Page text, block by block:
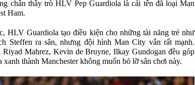
chân thầy trò HLV Pep Guardiola là cái tên đã loại Man
Ham.
HLV Guardiola tạo điều kiện cho những tài năng trẻ như
Steffen ra sân, nhưng đội hình Man City vẫn rất mạnh.
Riyad Mahrez, Kevin de Bruyne, Ilkay Gundogan đều góp
xanh thành Manchester không muốn bỏ lỡ sân chơi này.